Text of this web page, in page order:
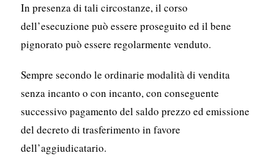
In presenza di tali circostanze, il corso
dell’esecuzione può essere proseguito ed il bene
pignorato può essere regolarmente venduto.
Sempre secondo le ordinarie modalità di vendita
senza incanto o con incanto, con conseguente
successivo pagamento del saldo prezzo ed emissione
del decreto di trasferimento in favore
dell’aggiudicatario.